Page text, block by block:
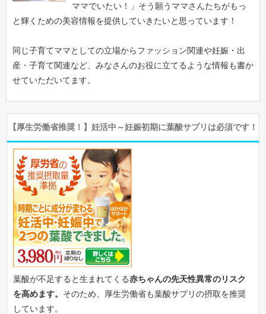
ママでいたい！」そう願うママさんたちがもっ
と輝くための美容情報を提供していきたいと思っています！
同じ子育てママとしての立場からファッション関連や妊娠・出
産・子育て関連など、みなさんのお役に立てるような情報も書か
せていただいてます。
【厚生労働省推奨！】妊活中～妊娠初期に葉酸サプリは必須です！
葉酸が不足すると生まれてくる赤ちゃんの先天性異常のリスク
を高めます。 そのため、厚生労働省も葉酸サプリの摂取を推奨
しています。